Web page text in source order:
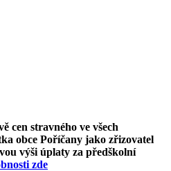
cen stravného ve všech
obce Poříčany jako zřizovatel
výši úplaty za předškolní
zde